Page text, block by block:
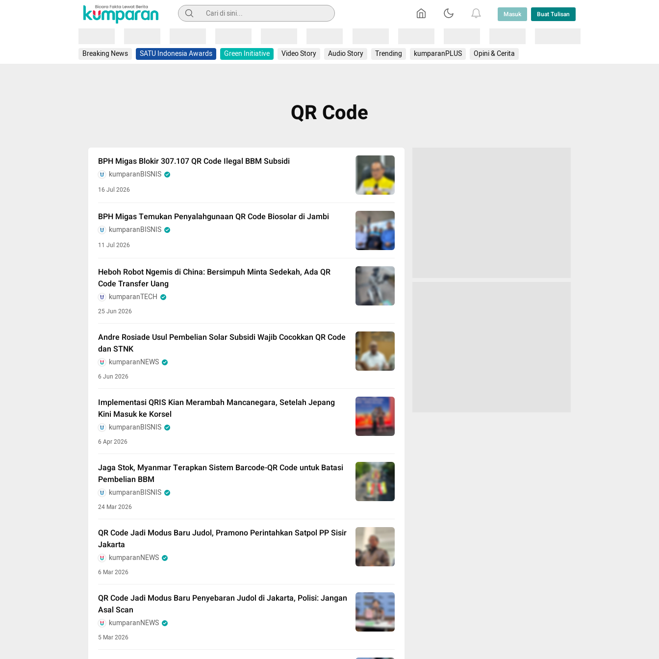
Pencarian Masuk Buat Tulisan
Breaking News SATU Indonesia Awards Green Initiative Video Story Audio Story Trending kumparanPLUS Opini & Cerita
QR Code
BPH Migas Blokir 307.107 QR Code Ilegal BBM Subsidi
kumparanBISNIS
16 Jul 2026
BPH Migas Temukan Penyalahgunaan QR Code Biosolar di Jambi
kumparanBISNIS
11 Jul 2026
Heboh Robot Ngemis di China: Bersimpuh Minta Sedekah, Ada QR
Code Transfer Uang
kumparanTECH
25 Jun 2026
Andre Rosiade Usul Pembelian Solar Subsidi Wajib Cocokkan QR Code
dan STNK
kumparanNEWS
6 Jun 2026
Implementasi QRIS Kian Merambah Mancanegara, Setelah Jepang
Kini Masuk ke Korsel
kumparanBISNIS
6 Apr 2026
Jaga Stok, Myanmar Terapkan Sistem Barcode-QR Code untuk Batasi
Pembelian BBM
kumparanBISNIS
24 Mar 2026
QR Code Jadi Modus Baru Judol, Pramono Perintahkan Satpol PP Sisir
Jakarta
kumparanNEWS
6 Mar 2026
QR Code Jadi Modus Baru Penyebaran Judol di Jakarta, Polisi: Jangan
Asal Scan
kumparanNEWS
5 Mar 2026